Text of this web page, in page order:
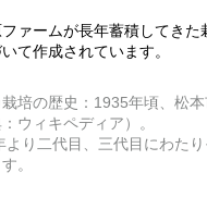
ァームが長年蓄積してきた
て作成されています。
培の歴史：1935年頃、松
ウィキペディア）。
り二代目、三代目にわたり
。